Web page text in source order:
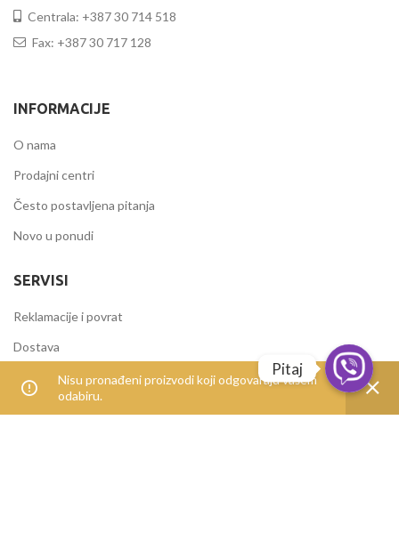
Nisu pronađeni proizvodi koji odgovaraju vašem
odabiru.
Centrala: +387 30 714 518
Fax: +387 30 717 128
INFORMACIJE
O nama
Prodajni centri
Često postavljena pitanja
Novo u ponudi
SERVISI
Reklamacije i povrat
Dostava
Načini plaćanja
Pitaj